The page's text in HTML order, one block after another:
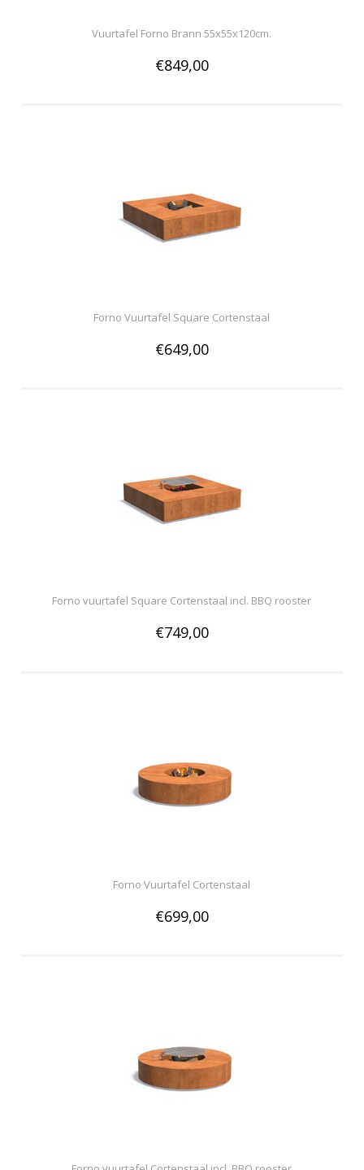
Vuurtafel Forno Brann 55x55x120cm.
€849,00
Forno Vuurtafel Square Cortenstaal
€649,00
Forno vuurtafel Square Cortenstaal incl. BBQ rooster
€749,00
Forno Vuurtafel Cortenstaal
€699,00